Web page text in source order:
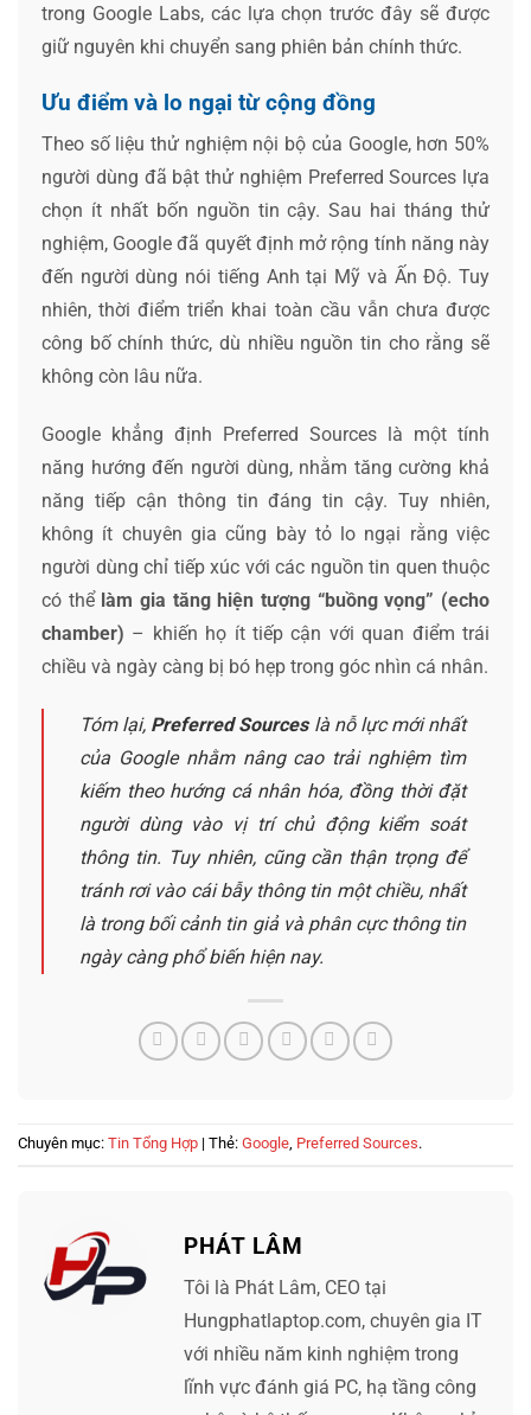
trong Google Labs, các lựa chọn trước đây sẽ được
giữ nguyên khi chuyển sang phiên bản chính thức.
Ưu điểm và lo ngại từ cộng đồng
Theo số liệu thử nghiệm nội bộ của Google, hơn 50%
người dùng đã bật thử nghiệm Preferred Sources lựa
chọn ít nhất bốn nguồn tin cậy. Sau hai tháng thử
nghiệm, Google đã quyết định mở rộng tính năng này
đến người dùng nói tiếng Anh tại Mỹ và Ấn Độ. Tuy
nhiên, thời điểm triển khai toàn cầu vẫn chưa được
công bố chính thức, dù nhiều nguồn tin cho rằng sẽ
không còn lâu nữa.
Google khẳng định Preferred Sources là một tính
năng hướng đến người dùng, nhằm tăng cường khả
năng tiếp cận thông tin đáng tin cậy. Tuy nhiên,
không ít chuyên gia cũng bày tỏ lo ngại rằng việc
người dùng chỉ tiếp xúc với các nguồn tin quen thuộc
có thể làm gia tăng hiện tượng “buồng vọng” (echo
chamber) – khiến họ ít tiếp cận với quan điểm trái
chiều và ngày càng bị bó hẹp trong góc nhìn cá nhân.
Tóm lại, Preferred Sourceslà nỗ lực mới nhất
của Google nhằm nâng cao trải nghiệm tìm
kiếm theo hướng cá nhân hóa, đồng thời đặt
người dùng vào vị trí chủ động kiểm soát
thông tin. Tuy nhiên, cũng cần thận trọng để
tránh rơi vào cái bẫy thông tin một chiều, nhất
là trong bối cảnh tin giả và phân cực thông tin
ngày càng phổ biến hiện nay.
Chuyên mục: Tin Tổng Hợp | Thẻ: Google, Preferred Sources.
PHÁT LÂM
Tôi là Phát Lâm, CEO tại
Hungphatlaptop.com, chuyên gia IT
với nhiều năm kinh nghiệm trong
lĩnh vực đánh giá PC, hạ tầng công